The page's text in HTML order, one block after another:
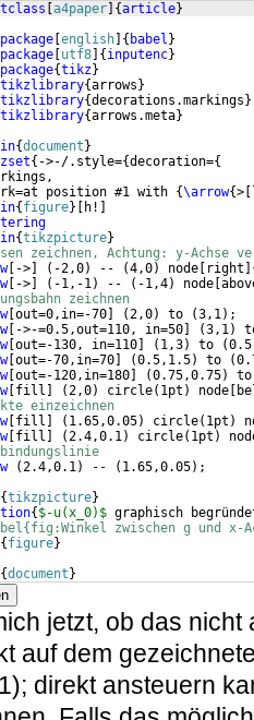
a4paper {article}
english { babel }
utf8 { inputenc}
{tikz}
{arrows }
{decorations.markings }
{arrows.meta}
{document }
{ ->-/.style={decoration={
position #1 with
{\arrow{>
{ figure} h!
{tikzpicture}
zeichnen, Achtung: y-Achse
[ -> ( -2,0) -- (4,0) node right
[ -> ( -1,-1) -- ( -1,4) node
zeichnen
[ out=0,in=-70 (2,0) to (3,1) ;
[ ->-=0.5,out=110, in=50 (3,1)
[ out=-130, in=110 ( 1,3) to (
[ out=-70,in=70 (0.5,1.5) to (
[ out=-120,in=180 (0.75,0.75)
[ fill (2,0) circle( 1pt ) node
einzeichnen
[ fill ( 1.65,0.05) circle( 1pt )
[ fill (2.4,0.1) circle( 1pt )
(2.4,0.1) -- ( 1.65,0.05) ;
{tikzpicture}
{ $-u(x_0)$ graphisch
zwischen g und x-
{ figure}
{document }
jetzt, ob das
auf dem
direkt ansteuern